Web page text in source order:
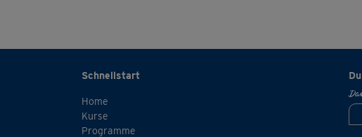
Schnellstart
Home
Kurse
Programme